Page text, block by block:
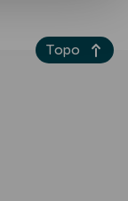
Topo